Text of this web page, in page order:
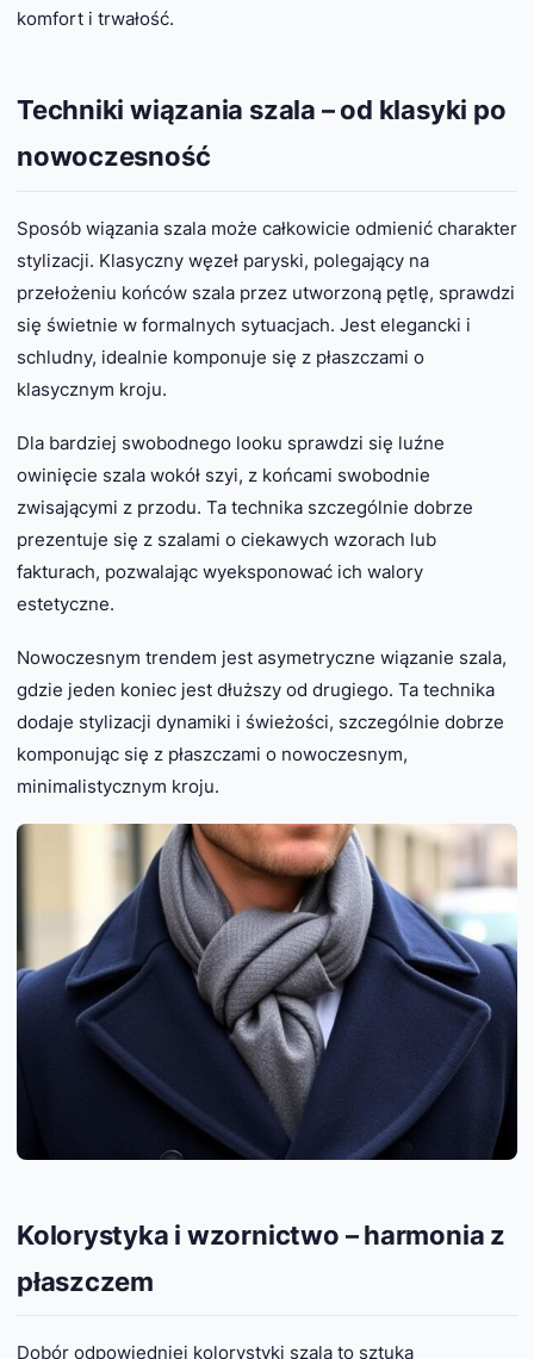
komfort i trwałość.
Techniki wiązania szala – od klasyki po
nowoczesność
Sposób wiązania szala może całkowicie odmienić charakter
stylizacji. Klasyczny węzeł paryski, polegający na
przełożeniu końców szala przez utworzoną pętlę, sprawdzi
się świetnie w formalnych sytuacjach. Jest elegancki i
schludny, idealnie komponuje się z płaszczami o
klasycznym kroju.
Dla bardziej swobodnego looku sprawdzi się luźne
owinięcie szala wokół szyi, z końcami swobodnie
zwisającymi z przodu. Ta technika szczególnie dobrze
prezentuje się z szalami o ciekawych wzorach lub
fakturach, pozwalając wyeksponować ich walory
estetyczne.
Nowoczesnym trendem jest asymetryczne wiązanie szala,
gdzie jeden koniec jest dłuższy od drugiego. Ta technika
dodaje stylizacji dynamiki i świeżości, szczególnie dobrze
komponując się z płaszczami o nowoczesnym,
minimalistycznym kroju.
Kolorystyka i wzornictwo – harmonia z
płaszczem
Dobór odpowiedniej kolorystyki szala to sztuka